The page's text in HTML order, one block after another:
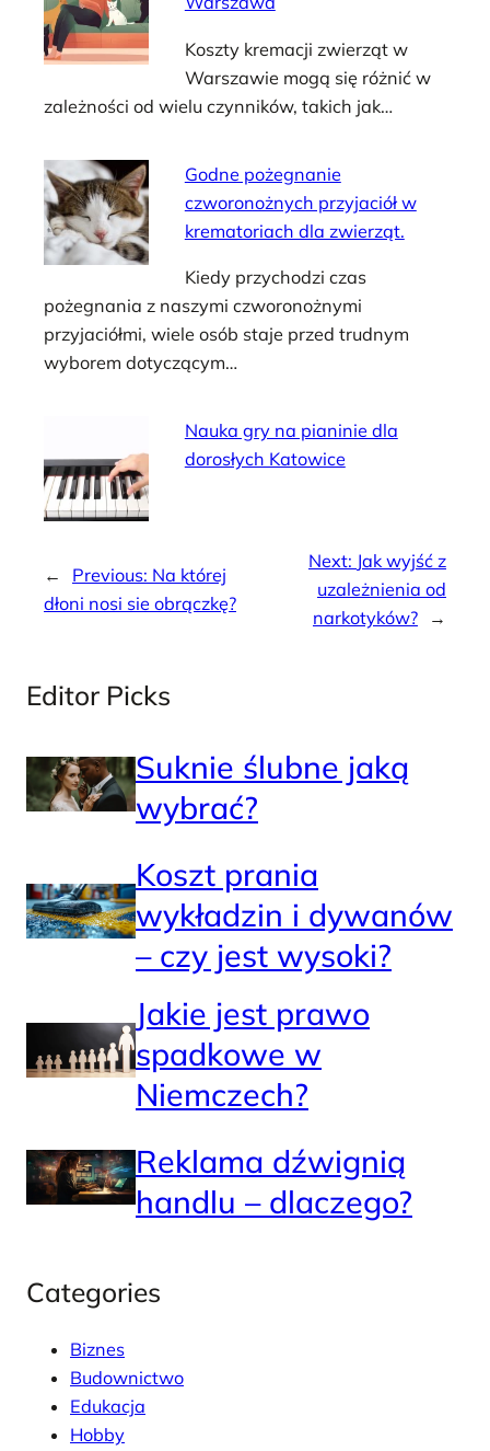
Koszty kremacji zwierząt w
Warszawie mogą się różnić w
zależności od wielu czynników, takich jak…
Godne pożegnanie
czworonożnych przyjaciół w
krematoriach dla zwierząt.
Kiedy przychodzi czas
pożegnania z naszymi czworonożnymi
przyjaciółmi, wiele osób staje przed trudnym
wyborem dotyczącym…
Nauka gry na pianinie dla
dorosłych Katowice
← Previous: Na której
dłoni nosi sie obrączkę?
Next: Jak wyjść z
uzależnienia od
narkotyków?
→
Editor Picks
Suknie ślubne jaką
wybrać?
Koszt prania
wykładzin i dywanów
– czy jest wysoki?
Jakie jest prawo
spadkowe w
Niemczech?
Reklama dźwignią
handlu – dlaczego?
Categories
Biznes
Budownictwo
Edukacja
Hobby